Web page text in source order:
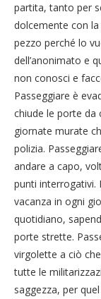
partita, tanto per
dolcemente con
pezzo perché lo
dell’anonimato e
non conosci e
Passeggiare è
chiude le porte da
giornate murate
polizia.
andare a capo,
punti interrogativi.
vacanza in ogni
quotidiano,
porte strette.
virgolette a ciò
tutte le
saggezza, per